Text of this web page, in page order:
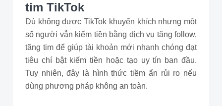
tim TikTok
Dù không được TikTok khuyến khích nhưng một
số người vẫn kiếm tiền bằng dịch vụ tăng follow,
tăng tim để giúp tài khoản mới nhanh chóng đạt
tiêu chí bật kiếm tiền hoặc tạo uy tín ban đầu.
Tuy nhiên, đây là hình thức tiềm ẩn rủi ro nếu
dùng phương pháp không an toàn.